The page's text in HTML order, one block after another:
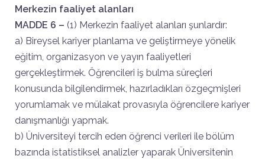
Merkezin faaliyet alanları
MADDE 6 – (1) Merkezin faaliyet alanları şunlardır:
a) Bireysel kariyer planlama ve geliştirmeye yönelik
eğitim, organizasyon ve yayın faaliyetleri
gerçekleştirmek. Öğrencileri iş bulma süreçleri
konusunda bilgilendirmek, hazırladıkları özgeçmişleri
yorumlamak ve mülakat provasıyla öğrencilere kariyer
danışmanlığı yapmak.
b) Üniversiteyi tercih eden öğrenci verileri ile bölüm
bazında istatistiksel analizler yaparak Üniversitenin